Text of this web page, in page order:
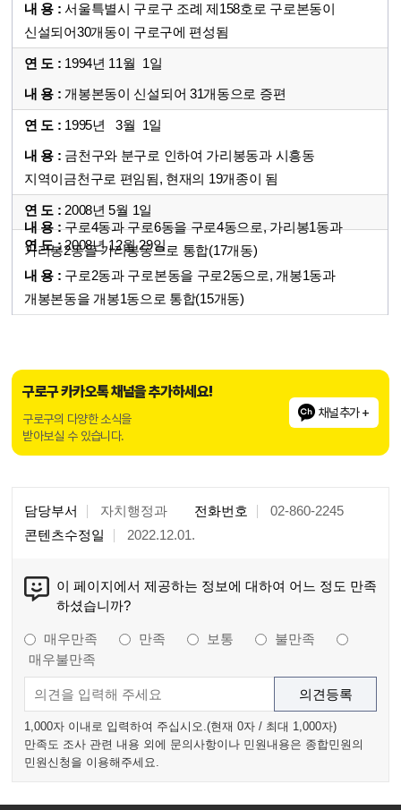
서울특별시 구로구 조례 제158호로 구로본동이
신설되어30개동이 구로구에 편성됨
1994년 11월 1일
개봉본동이 신설되어 31개동으로 증편
1995년 3월 1일
금천구와 분구로 인하여 가리봉동과 시흥동
지역이금천구로 편임됨, 현재의 19개종이 됨
2008년 5월 1일
구로4동과 구로6동을 구로4동으로, 가리봉1동과
가리봉2동을 가리봉동으로 통합(17개동)
2008년 12월 29일
구로2동과 구로본동을 구로2동으로, 개봉1동과
개봉본동을 개봉1동으로 통합(15개동)
구로구 카카오톡 채널을 추가하세요!
구로구의 다양한 소식을
받아보실 수 있습니다.
채널추가 +
담당부서 자치행정과 전화번호
02-860-2245
콘텐츠수정일
2022.12.01.
이 페이지에서 제공하는 정보에 대하여 어느 정도 만족
하셨습니까?
매우만족 만족 보통
불만족
매우불만족
1,000자 이내로 입력하여 주십시오.(현재 0자 / 최대 1,000자)
만족도 조사 관련 내용 외에 문의사항이나 민원내용은 종합민원의
민원신청을 이용해주세요.